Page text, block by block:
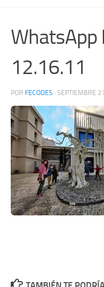
12.16.11
POR FECODES · SEPTIEMBRE